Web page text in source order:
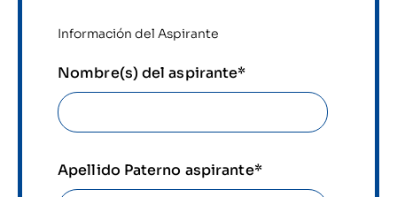
Información del Aspirante
Nombre(s) del aspirante*
Apellido Paterno aspirante*